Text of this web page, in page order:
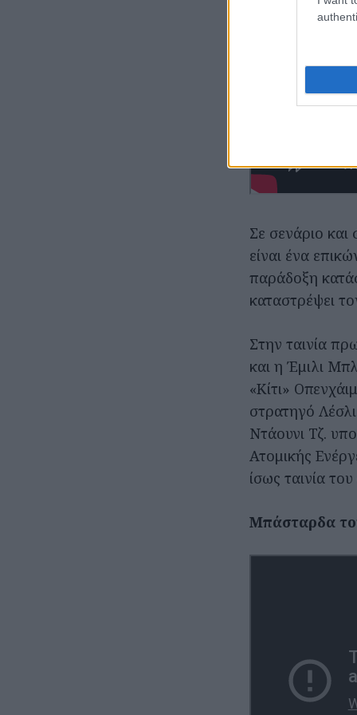
Σε σενάριο
είναι ένα
παράδοξη
καταστρέψει
Στην ταινία
και η Έμιλι
«Κίτι»
στρατηγό
Ντάουνι Τζ.
Ατομικής
ίσως ταινία
Μπάσταρδα